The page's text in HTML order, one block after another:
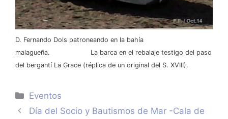
D. Fernando Dols patroneando en la bahía
malagueña.
La barca en el rebalaje testigo del paso
del bergantí La Grace (réplica de un original del S. XVIII).
Categorías
Eventos
Día del Socio y Bautismos de Mar -Cala de